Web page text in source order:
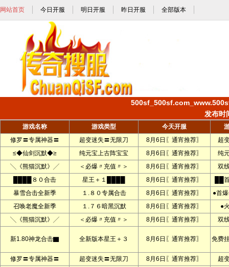
网站首页 今日开服 明日开服 昨日开服 全部版本
发布时
游戏名称 游戏类型 今天开服
修罗〓专属神器〓
超变迷失〓无限刀 8月6日〖通宵推荐〗
超
≤◆仙剑沉默◆≥
纯元宝上古阵宝宝 8月6日〖通宵推荐〗
纯
╲《熊猫沉默》╱
＜必爆〃充值〃＞ 8月6日〖通宵推荐〗
双
████８０合击
星王＋１████ 8月6日〖通宵推荐〗
██
暴雪合击全新季
１.８０专属合击 8月6日〖通宵推荐〗
●首
召唤老魔全新季
１.７６暗黑沉默 8月6日〖通宵推荐〗
●
╲《熊猫沉默》╱
＜必爆〃充值〃＞ 8月6日〖通宵推荐〗 双
新1.80神龙合击▇ 全新版本星王＋３ 8月6日〖通宵推荐〗 免费
修罗〓专属神器〓 超变迷失〓无限刀 8月6日〖通宵推荐〗
超